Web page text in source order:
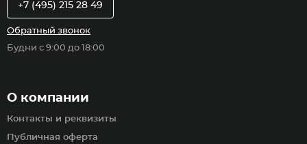
О компании
Контакты и реквизиты
Публичная оферта
+7 (495) 215 28 49
Обратный звонок
Будни с 9:00 до 18:00